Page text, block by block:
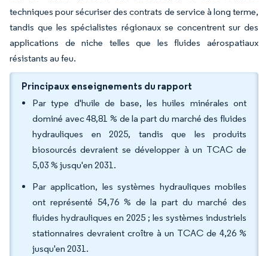
techniques pour sécuriser des contrats de service à long terme,
tandis que les spécialistes régionaux se concentrent sur des
applications de niche telles que les fluides aérospatiaux
résistants au feu.
Principaux enseignements du rapport
Par type d'huile de base, les huiles minérales ont
dominé avec 48,81 % de la part du marché des fluides
hydrauliques en 2025, tandis que les produits
biosourcés devraient se développer à un TCAC de
5,03 % jusqu'en 2031.
Par application, les systèmes hydrauliques mobiles
ont représenté 54,76 % de la part du marché des
fluides hydrauliques en 2025 ; les systèmes industriels
stationnaires devraient croître à un TCAC de 4,26 %
jusqu'en 2031.